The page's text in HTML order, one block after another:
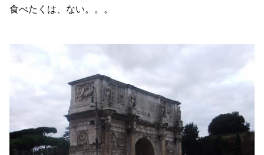
食べたくは、ない。。。